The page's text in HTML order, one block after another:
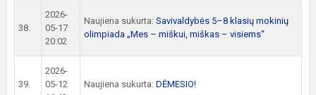
38.
2026-
05-17
20:02
Naujiena sukurta: Savivaldybės 5–8 klasių mokinių
olimpiada „Mes – miškui, miškas – visiems“
39.
2026-
05-12
Naujiena sukurta: DĖMESIO!